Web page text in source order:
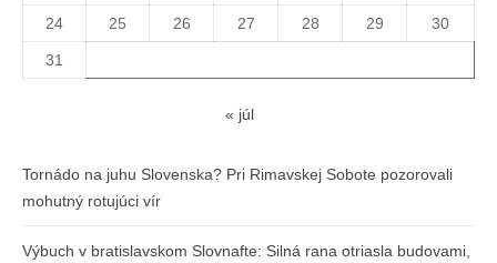
24 25 26 27 28 29 30
31
« júl
Tornádo na juhu Slovenska? Pri Rimavskej Sobote pozorovali
mohutný rotujúci vír
Výbuch v bratislavskom Slovnafte: Silná rana otriasla budovami,